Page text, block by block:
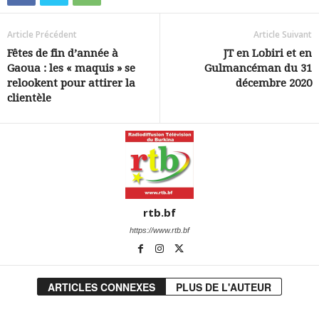
Article Précédent
Fêtes de fin d’année à
Gaoua : les « maquis » se
relookent pour attirer la
clientèle
Article Suivant
JT en Lobiri et en
Gulmancéman du 31
décembre 2020
rtb.bf
https://www.rtb.bf
ARTICLES CONNEXES PLUS DE L'AUTEUR